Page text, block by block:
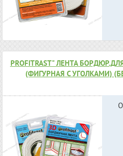
PROFITRAST" ЛЕНТА
(ФИГУРНАЯ С УГОЛКАМИ)